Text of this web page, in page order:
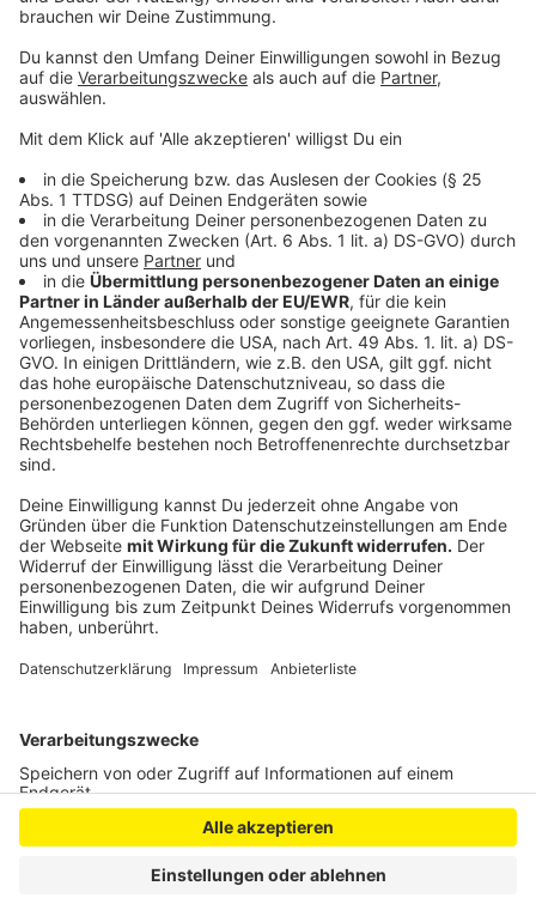
Anzeige
und schwarze Schuhe.
Anzeige
Weitere Meldungen aus Leverkusen
Anzeige
Suchtberatung Leverkusen hat immer öfter mit
Mediensucht zu tun
Leverkusener Bäume leiden unter Klimawandel
Leverkusener können sich wieder fürs Stadtradeln
anmelden
Anzeige